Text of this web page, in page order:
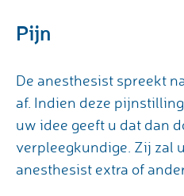
Pijn
De anesthesist spreekt
af. Indien deze
uw idee geeft u dat dan
verpleegkundige. Zij zal
anesthesist extra of